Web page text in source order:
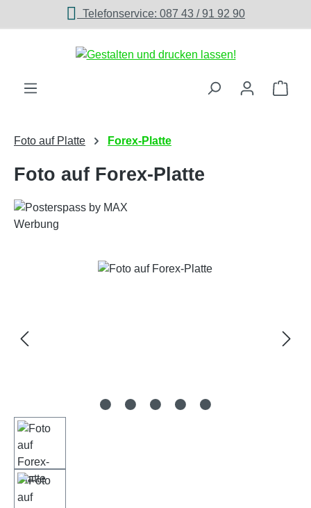
Zum Hauptinhalt springenTelefonservice: 087 43 / 91 92 90
Foto auf Platte Forex-Platte
Foto auf Forex-Platte
Bildergalerie überspringen